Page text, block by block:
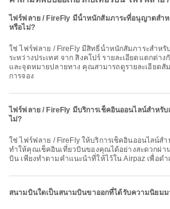
ไฟร์ฟลาย / FireFly มีน้ําหนักสัมภาระที่อนุญาตสําห
หรือไม่?
ใช่ ไฟร์ฟลาย / FireFly มีสิทธิ์น้ำหนักสัมภาระสำหรับเที่ยวบิน ภายในประเทศ &
ระหว่างประเทศ จาก สิงคโปร์ รายละเอียดแตกต่า
และจุดหมายปลายทาง คุณสามารถดูรายละเอียดสั
การจอง
ไฟร์ฟลาย / FireFly มีบริการเช็คอินออนไลน์สำหรั
ไม่?
ใช่ ไฟร์ฟลาย / FireFly ให้บริการเช็คอินออนไลน์สำหรับเที่ยวบินจาก สิงคโปร์
ทำให้คุณเช็คอินเที่ยวบินของคุณได้อย่างสะดวกผ่า
บิน เพียงทำตามคำแนะนำที่ให้ไว้ใน Airpaz เพื่อดำ
สนามบินใดเป็นสนามบินขาออกที่ได้รับความนิยมม